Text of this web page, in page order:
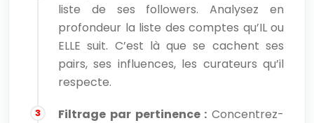
liste de ses followers. Analysez en
profondeur la liste des comptes qu’IL ou
ELLE suit. C’est là que se cachent ses
pairs, ses influences, les curateurs qu’il
respecte.
Filtrage par pertinence : Concentrez-